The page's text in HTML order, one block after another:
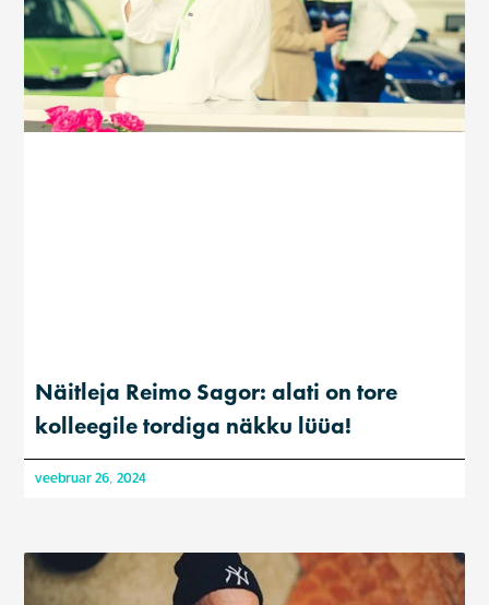
Näitleja Reimo Sagor: alati on tore
kolleegile tordiga näkku lüüa!
veebruar 26, 2024